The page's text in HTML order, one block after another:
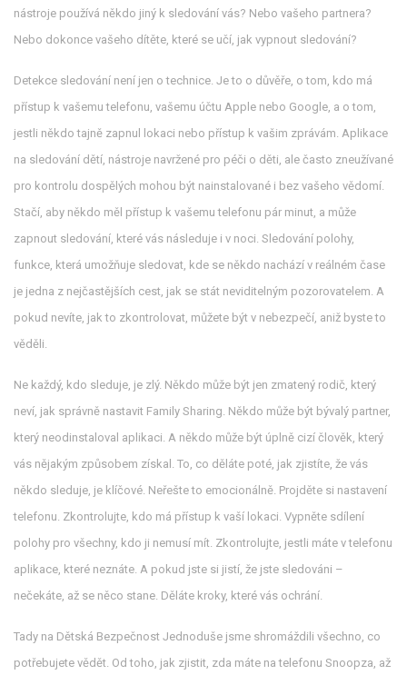
nástroje používá někdo jiný k sledování vás? Nebo vašeho partnera?
Nebo dokonce vašeho dítěte, které se učí, jak vypnout sledování?
Detekce sledování není jen o technice. Je to o důvěře, o tom, kdo má
přístup k vašemu telefonu, vašemu účtu Apple nebo Google, a o tom,
jestli někdo tajně zapnul lokaci nebo přístup k vašim zprávám. Aplikace
na sledování dětí, nástroje navržené pro péči o děti, ale často zneužívané
pro kontrolu dospělých mohou být nainstalované i bez vašeho vědomí.
Stačí, aby někdo měl přístup k vašemu telefonu pár minut, a může
zapnout sledování, které vás následuje i v noci. Sledování polohy,
funkce, která umožňuje sledovat, kde se někdo nachází v reálném čase
je jedna z nejčastějších cest, jak se stát neviditelným pozorovatelem. A
pokud nevíte, jak to zkontrolovat, můžete být v nebezpečí, aniž byste to
věděli.
Ne každý, kdo sleduje, je zlý. Někdo může být jen zmatený rodič, který
neví, jak správně nastavit Family Sharing. Někdo může být bývalý partner,
který neodinstaloval aplikaci. A někdo může být úplně cizí člověk, který
vás nějakým způsobem získal. To, co děláte poté, jak zjistíte, že vás
někdo sleduje, je klíčové. Neřešte to emocionálně. Projděte si nastavení
telefonu. Zkontrolujte, kdo má přístup k vaší lokaci. Vypněte sdílení
polohy pro všechny, kdo ji nemusí mít. Zkontrolujte, jestli máte v telefonu
aplikace, které neznáte. A pokud jste si jistí, že jste sledováni –
nečekáte, až se něco stane. Děláte kroky, které vás ochrání.
Tady na Dětská Bezpečnost Jednoduše jsme shromáždili všechno, co
potřebujete vědět. Od toho, jak zjistit, zda máte na telefonu Snoopza, až